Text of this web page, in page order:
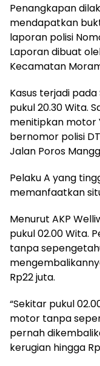
Penangkapan
mendapatkan
laporan polisi
Laporan dibuat
Kecamatan
Kasus terjadi
pukul 20.30 Wita.
menitipkan motor
bernomor polisi
Jalan Poros
Pelaku A yang
memanfaatkan
Menurut AKP
pukul 02.00 Wita.
tanpa
Rp22 juta.
“Sekitar pukul
motor tanpa
pernah
kerugian hingga